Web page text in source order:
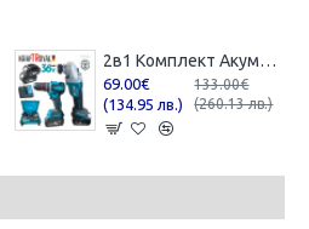
2в1 Комплект Акумулаторен Винтоверт и Ъглошлайф 36V 8,0Ah KRAFTROYAL Безчетков Ударен 2 батерии
69.00€
(134.95 лв.)
133.00€
(260.13 лв.)